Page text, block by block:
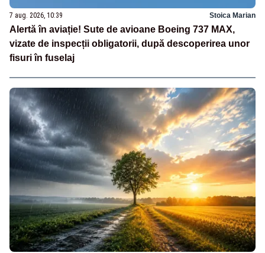
7 aug. 2026, 10:39 Stoica Marian
Alertă în aviație! Sute de avioane Boeing 737 MAX,
vizate de inspecții obligatorii, după descoperirea unor
fisuri în fuselaj